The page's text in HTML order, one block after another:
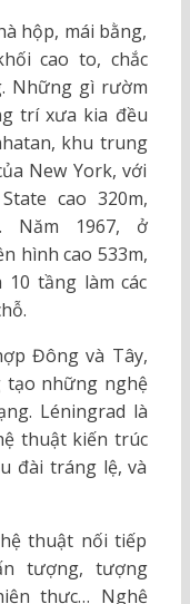
hộp, mái bằng,
cao to, chắc
Những gì rườm
trí xưa kia đều
khu trung
New York, với
cao 320m,
Năm 1967, ở
hình cao 533m,
tầng làm các
Đông và Tây,
tạo những nghệ
Léningrad là
thuật kiến trúc
đài tráng lệ, và
thuật nối tiếp
tượng, tượng
thực… Nghệ